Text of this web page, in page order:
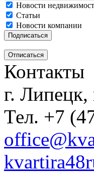
Новости
Статьи
Новости компании
Контакты
г.
Тел. +7